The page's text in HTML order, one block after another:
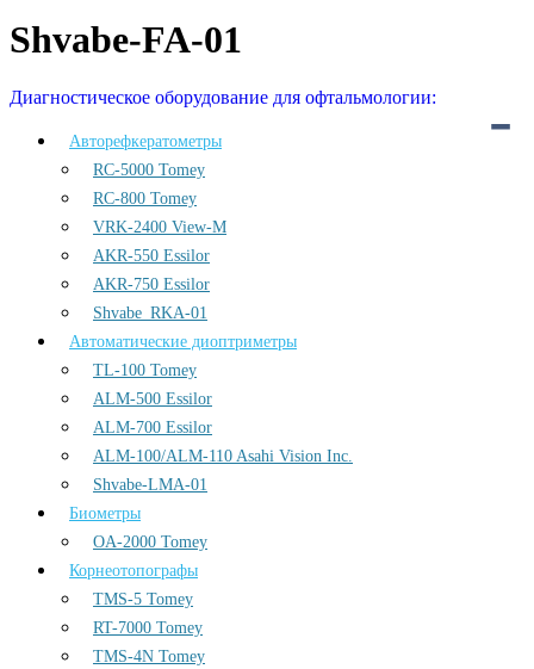
Shvabe-FA-01
Диагностическое оборудование для офтальмологии:
Авторефкератометры
RC-5000 Tomey
RC-800 Tomey
VRK-2400 View-M
AKR-550 Essilor
AKR-750 Essilor
Shvabe_RKA-01
Автоматические диоптриметры
TL-100 Tomey
ALM-500 Essilor
ALM-700 Essilor
ALM-100/ALM-110 Asahi Vision Inc.
Shvabe-LMA-01
Биометры
OA-2000 Tomey
Корнеотопографы
TMS-5 Tomey
RT-7000 Tomey
TMS-4N Tomey